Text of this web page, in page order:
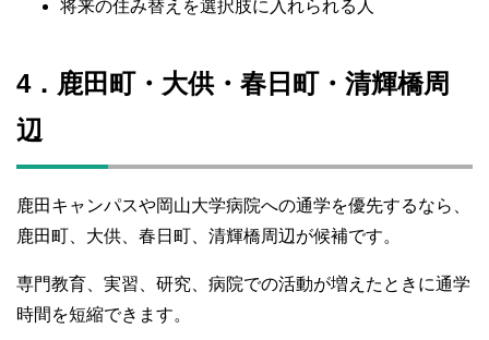
将来の住み替えを選択肢に入れられる人
4．鹿田町・大供・春日町・清輝橋周
辺
鹿田キャンパスや岡山大学病院への通学を優先するなら、
鹿田町、大供、春日町、清輝橋周辺が候補です。
専門教育、実習、研究、病院での活動が増えたときに通学
時間を短縮できます。